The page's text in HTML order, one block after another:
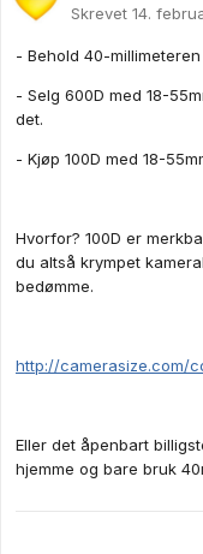
Skrevet 14.
- Behold 40-millimeteren
- Selg 600D med 18-
det.
- Kjøp 100D med 18-
Hvorfor? 100D er
du altså krympet
bedømme.
http://camerasize.com/
Eller det åpenbart
hjemme og bare bruk